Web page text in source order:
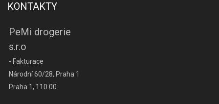
KONTAKTY
PeMi drogerie
s.r.o
- Fakturace
Národní 60/28, Praha 1
Praha 1, 110 00